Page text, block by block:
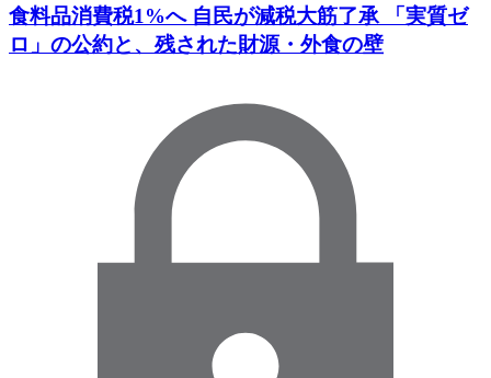
食料品消費税1%へ 自民が減税大筋了承 「実質ゼ
ロ」の公約と、残された財源・外食の壁